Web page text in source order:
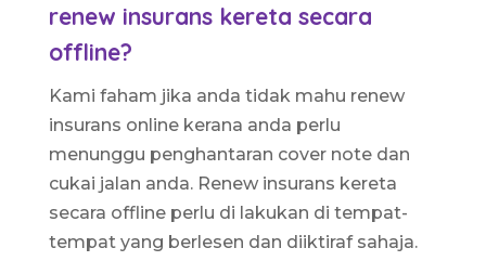
renew insurans kereta secara
offline?
Kami faham jika anda tidak mahu renew
insurans online kerana anda perlu
menunggu penghantaran cover note dan
cukai jalan anda. Renew insurans kereta
secara offline perlu di lakukan di tempat-
tempat yang berlesen dan diiktiraf sahaja.